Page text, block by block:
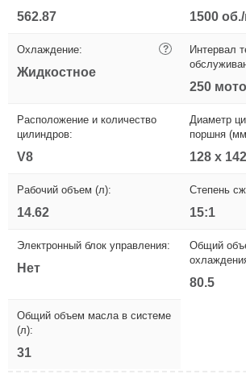
562.87 1500
Охлаждение: ?
Жидкостное
Интервал
250
Расположение и количество
цилиндров:
V8
Диаметр
поршня
128 x 142
Рабочий объем (л):
14.62
Степень
15:1
Электронный блок управления:
Нет
Общий
80.5
Общий объем масла в системе
(л):
31